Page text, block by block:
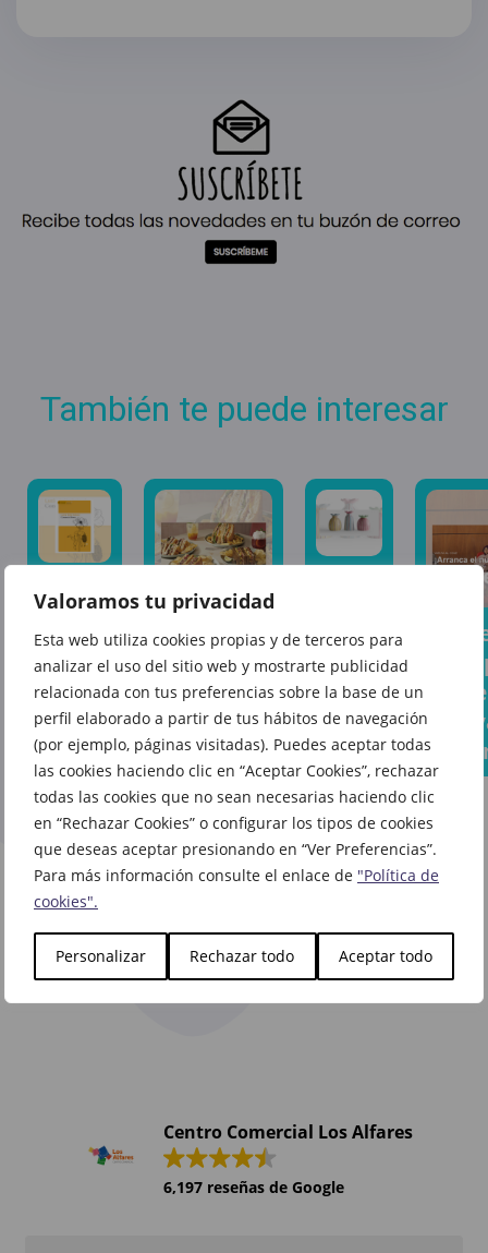
Valoramos tu privacidad
Esta web utiliza cookies propias y de terceros para
analizar el uso del sitio web y mostrarte publicidad
relacionada con tus preferencias sobre la base de un
perfil elaborado a partir de tus hábitos de navegación
(por ejemplo, páginas visitadas). Puedes aceptar todas
las cookies haciendo clic en “Aceptar Cookies”, rechazar
todas las cookies que no sean necesarias haciendo clic
en “Rechazar Cookies” o configurar los tipos de cookies
que deseas aceptar presionando en “Ver Preferencias”.
Para más información consulte el enlace de "Política de
cookies".
Personalizar Rechazar todo Aceptar todo
También te puede interesar
El libro
del
que
todo el
mundo
habla
ya te
espera
en La
Casa
del
Libro
Tus
sándwiches
favoritos
ahora
saben aún
mejor en
Vips
cada
rincón
de tu
casa
La
la
cole
Centro Comercial Los Alfares
6,197 reseñas de Google